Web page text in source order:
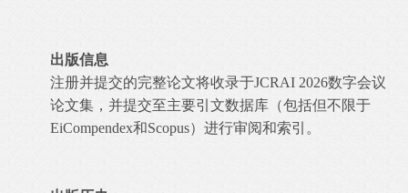
出版信息
注册并提交的完整论文将收录于JCRAI 2026数字会议
论文集，并提交至主要引文数据库（包括但不限于
EiCompendex和Scopus）进行审阅和索引。